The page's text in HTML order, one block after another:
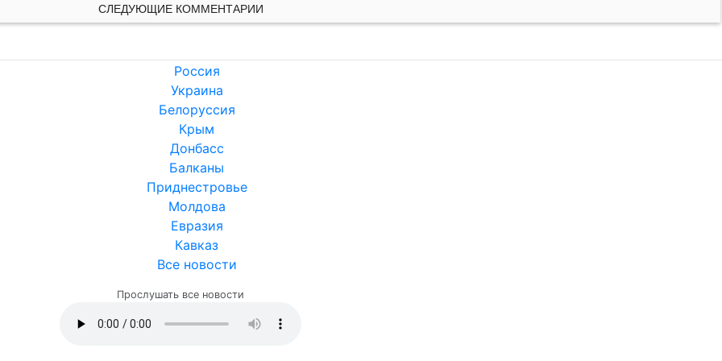
СЛЕДУЮЩИЕ КОММЕНТАРИИ
Россия
Украина
Белоруссия
Крым
Донбасс
Балканы
Приднестровье
Молдова
Евразия
Кавказ
Все новости
Прослушать все новости